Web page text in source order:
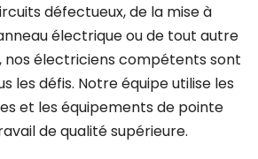
défectueux, de la mise à
électrique ou de tout autre
nos électriciens compétents sont
les défis. Notre équipe utilise les
et les équipements de pointe
de qualité supérieure.